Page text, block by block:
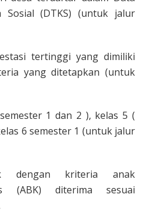
Sosial (DTKS) (untuk jalur
tertinggi yang dimiliki
yang ditetapkan (untuk
1 dan 2 ), kelas 5 (
6 semester 1 (untuk jalur
dengan kriteria anak
(ABK) diterima sesuai